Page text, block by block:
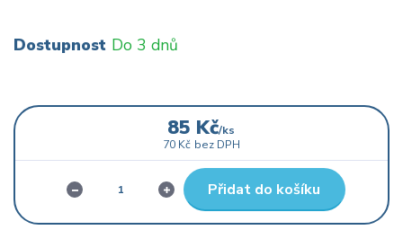
Dostupnost Do 3 dnů
85 Kč/ks
70 Kč bez DPH
Přidat do košíku